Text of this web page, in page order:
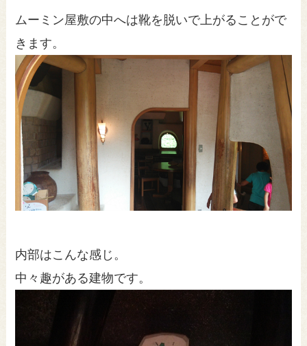
ムーミン屋敷の中へは靴を脱いで上がることがで
きます。
内部はこんな感じ。
中々趣がある建物です。